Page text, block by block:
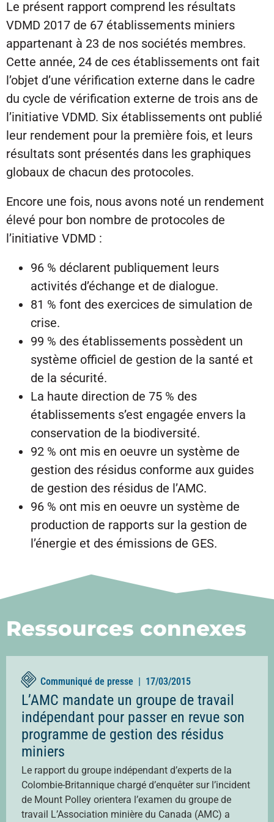
Le présent rapport comprend les résultats
VDMD 2017 de 67 établissements miniers
appartenant à 23 de nos sociétés membres.
Cette année, 24 de ces établissements ont fait
l’objet d’une vérification externe dans le cadre
du cycle de vérification externe de trois ans de
l’initiative VDMD. Six établissements ont publié
leur rendement pour la première fois, et leurs
résultats sont présentés dans les graphiques
globaux de chacun des protocoles.
Encore une fois, nous avons noté un rendement
élevé pour bon nombre de protocoles de
l’initiative VDMD :
96 % déclarent publiquement leurs
activités d’échange et de dialogue.
81 % font des exercices de simulation de
crise.
99 % des établissements possèdent un
système officiel de gestion de la santé et
de la sécurité.
La haute direction de 75 % des
établissements s’est engagée envers la
conservation de la biodiversité.
92 % ont mis en oeuvre un système de
gestion des résidus conforme aux guides
de gestion des résidus de l’AMC.
96 % ont mis en oeuvre un système de
production de rapports sur la gestion de
l’énergie et des émissions de GES.
Ressources connexes
Communiqué de presse | 17/03/2015
L’AMC mandate un groupe de travail
indépendant pour passer en revue son
programme de gestion des résidus
miniers
Le rapport du groupe indépendant d’experts de la
Colombie-Britannique chargé d’enquêter sur l’incident
de Mount Polley orientera l’examen du groupe de
travail L’Association minière du Canada (AMC) a